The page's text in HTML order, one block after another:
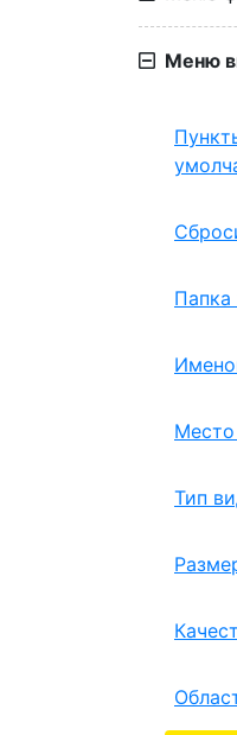
Меню
Папка
Место
Тип